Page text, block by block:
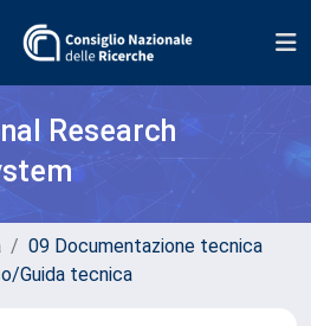
Research
09 Documentazione tecnica
Guida tecnica